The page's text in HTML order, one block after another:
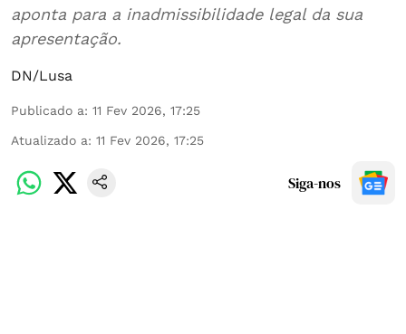
aponta para a inadmissibilidade legal da sua
apresentação.
DN/Lusa
Publicado a: 11 Fev 2026, 17:25
Atualizado a: 11 Fev 2026, 17:25
Siga-nos